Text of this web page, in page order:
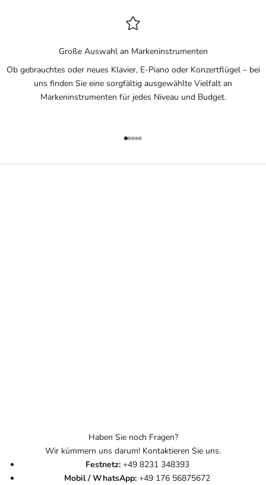
Große Auswahl an Markeninstrumenten
Ob gebrauchtes oder neues Klavier, E-Piano oder Konzertflügel – bei
uns finden Sie eine sorgfältig ausgewählte Vielfalt an
Markeninstrumenten für jedes Niveau und Budget.
Gehe zu Element 1
Gehe zu Element 2
Gehe zu Element 3
Gehe zu Element 4
Gehe zu Element 5
Haben Sie noch Fragen?
Wir kümmern uns darum! Kontaktieren Sie uns.
Festnetz:+49 8231 348393
Mobil / WhatsApp: +49 176 56875672